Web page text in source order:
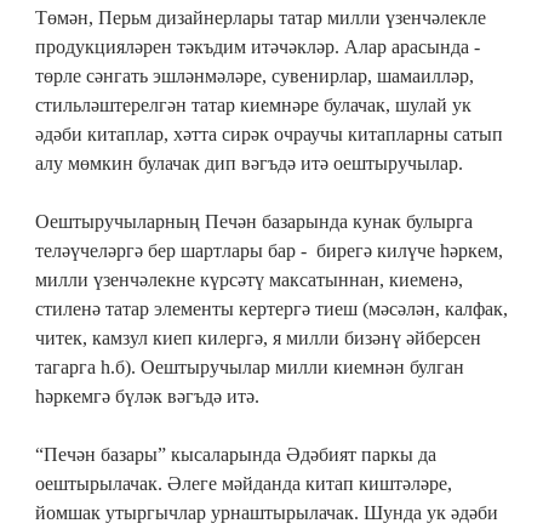
Төмән, Перьм дизайнерлары татар милли үзенчәлекле
продукцияләрен тәкъдим итәчәкләр. Алар арасында -
төрле сәнгать эшләнмәләре, сувенирлар, шамаилләр,
стильләштерелгән татар киемнәре булачак, шулай ук
әдәби китаплар, хәтта сирәк очраучы китапларны сатып
алу мөмкин булачак дип вәгъдә итә оештыручылар.
Оештыручыларның Печән базарында кунак булырга
теләүчеләргә бер шартлары бар - бирегә килүче һәркем,
милли үзенчәлекне күрсәтү максатыннан, киеменә,
стиленә татар элементы кертергә тиеш (мәсәлән, калфак,
читек, камзул киеп килергә, я милли бизәнү әйберсен
тагарга һ.б). Оештыручылар милли киемнән булган
һәркемгә бүләк вәгъдә итә.
“Печән базары” кысаларында Әдәбият паркы да
оештырылачак. Әлеге мәйданда китап киштәләре,
йомшак утыргычлар урнаштырылачак. Шунда ук әдәби